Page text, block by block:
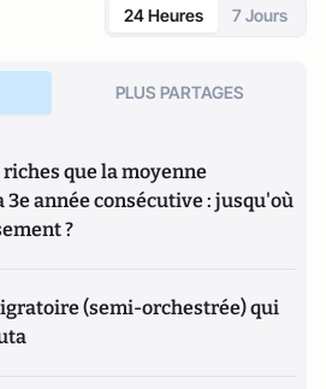
24 Heures 7 Jours
PLUS PARTAGES
que la moyenne
année consécutive : jusqu'où
?
(semi-orchestrée) qui